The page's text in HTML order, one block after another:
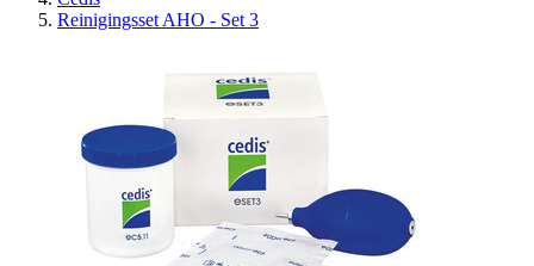
Reinigingsset AHO - Set 3